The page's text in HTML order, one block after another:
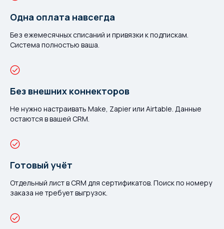
Одна оплата навсегда
Без ежемесячных списаний и привязки к подпискам.
Система полностью ваша.
Без внешних коннекторов
Не нужно настраивать Make, Zapier или Airtable. Данные
остаются в вашей CRM.
Готовый учёт
Отдельный лист в CRM для сертификатов. Поиск по номеру
заказа не требует выгрузок.